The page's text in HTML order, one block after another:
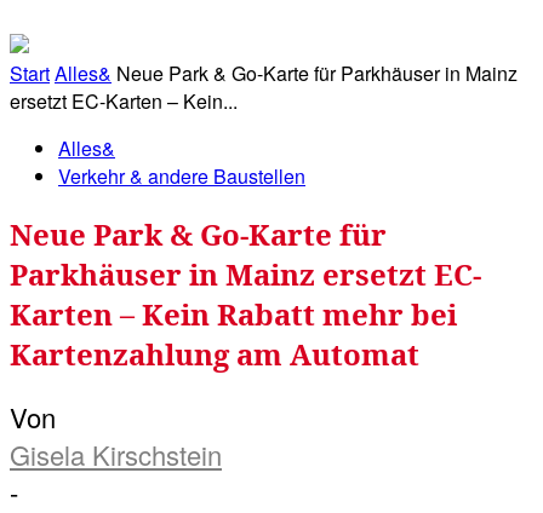
StartAlles& Neue Park & Go-Karte für Parkhäuser in Mainz
ersetzt EC-Karten – Kein...
Alles&
Verkehr & andere Baustellen
Neue Park & Go-Karte für
Parkhäuser in Mainz ersetzt EC-
Karten – Kein Rabatt mehr bei
Kartenzahlung am Automat
Von
Gisela Kirschstein
-